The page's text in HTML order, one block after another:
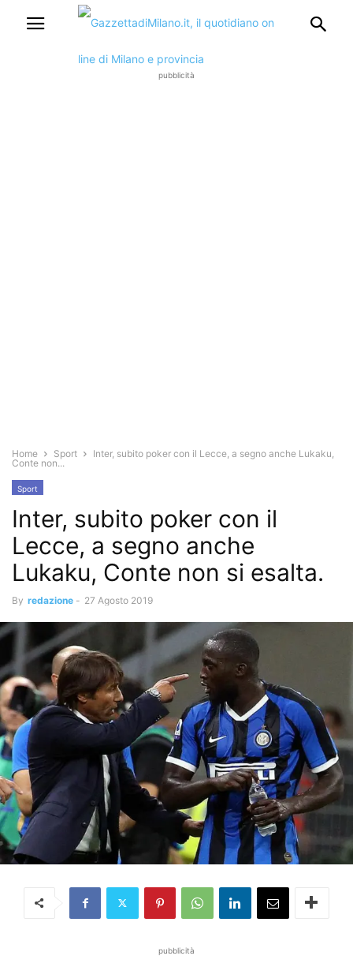
pubblicità
Home Sport
Inter, subito poker con il Lecce, a segno anche Lukaku,
Conte non...
Sport
Inter, subito poker con il
Lecce, a segno anche
Lukaku, Conte non si esalta.
By redazione - 27 Agosto 2019
pubblicità